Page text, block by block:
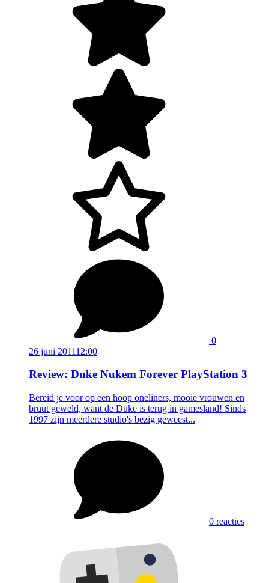
0
26 juni 201112:00
Review: Duke Nukem Forever PlayStation 3
Bereid je voor op een hoop oneliners, mooie vrouwen en
bruut geweld, want de Duke is terug in gamesland! Sinds
1997 zijn meerdere studio's bezig geweest...
0 reacties